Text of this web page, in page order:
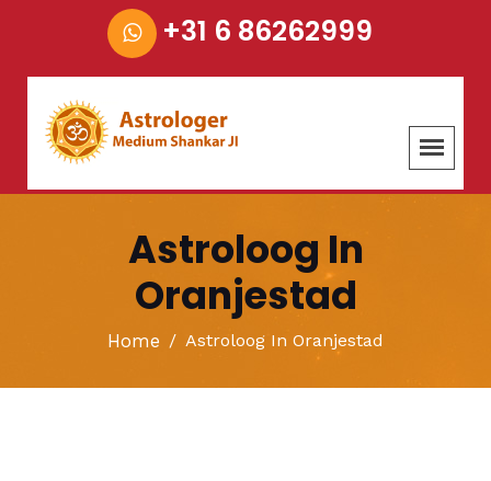
+31 6 86262999
Astroloog In
Oranjestad
Home Astroloog In Oranjestad